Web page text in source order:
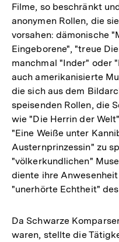
Filme, so beschränkt
anonymen Rollen, die
vorsahen: dämonische
Eingeborene", "treue
manchmal "Inder" oder
auch amerikanisierte
die sich aus dem
speisenden Rollen, die
wie "Die Herrin der
"Eine Weiße unter
Austernprinzessin" zu
"völkerkundlichen"
diente ihre
"unerhörte Echtheit"
Da Schwarze
waren, stellte die